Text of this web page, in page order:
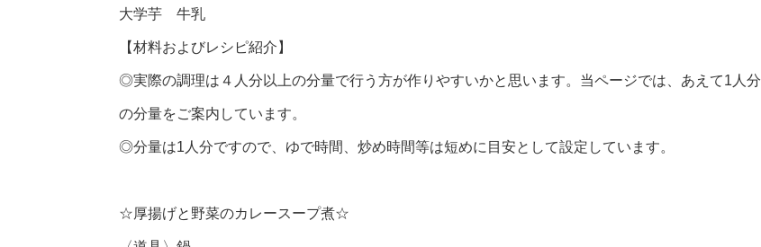
大学芋 牛乳
【材料およびレシピ紹介】
◎実際の調理は４人分以上の分量で行う方が作りやすいかと思います。当ページでは、あえて1人分
の分量をご案内しています。
◎分量は1人分ですので、ゆで時間、炒め時間等は短めに目安として設定しています。
☆厚揚げと野菜のカレースープ煮☆